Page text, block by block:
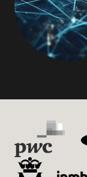
Our clients